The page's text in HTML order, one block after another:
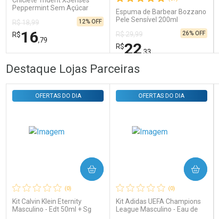
Peppermint Sem Açúcar
R$ 18,99
R$16,79
12% OFF
FECHAR
Laboratório
Comprar sem Desconto
Por R$ 16,79/cada
FECHAR
Por Menos
Comprar sem Desconto
Por R$ 16,79/cada
Espuma de Barbear Bozzano
Pele Sensível 200ml
R$ 29,99
R$22,33
26% OFF
Comprar sem Desconto
Por R$ 22,33/cada
Por Menos
Comprar sem Desconto
Por R$ 22,33/cada
Destaque Lojas Parceiras
(0)
Kit Calvin Klein Eternity
Masculino - Edt 50ml + Sg
OFERTAS DO DIA
COMPRAR
(0)
Kit Adidas UEFA Champions
League Masculino - Eau de
OFERTAS DO DIA
COMPRAR